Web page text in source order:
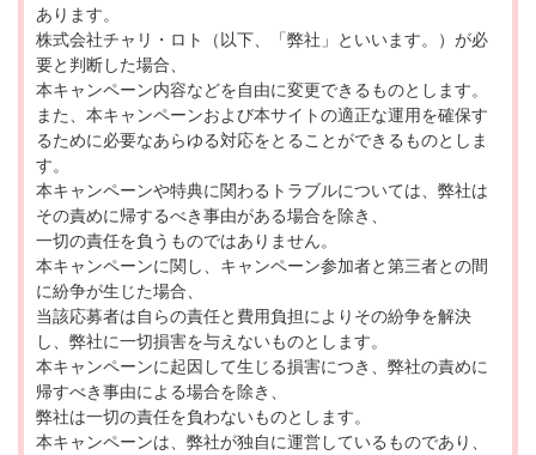
あります。
株式会社チャリ・ロト（以下、「弊社」といいます。）が必
要と判断した場合、
本キャンペーン内容などを自由に変更できるものとします。
また、本キャンペーンおよび本サイトの適正な運用を確保す
るために必要なあらゆる対応をとることができるものとしま
す。
本キャンペーンや特典に関わるトラブルについては、弊社は
その責めに帰するべき事由がある場合を除き、
一切の責任を負うものではありません。
本キャンペーンに関し、キャンペーン参加者と第三者との間
に紛争が生じた場合、
当該応募者は自らの責任と費用負担によりその紛争を解決
し、弊社に一切損害を与えないものとします。
本キャンペーンに起因して生じる損害につき、弊社の責めに
帰すべき事由による場合を除き、
弊社は一切の責任を負わないものとします。
本キャンペーンは、弊社が独自に運営しているものであり、